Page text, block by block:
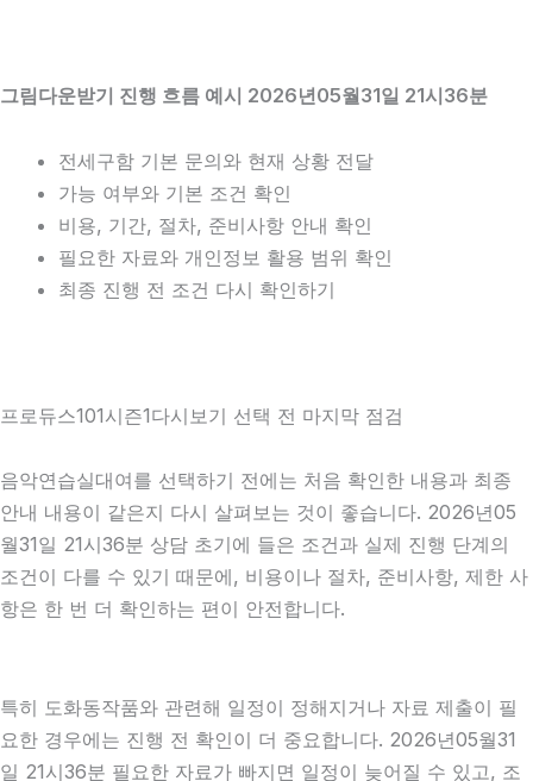
그림다운받기 진행 흐름 예시 2026년05월31일 21시36분
전세구함 기본 문의와 현재 상황 전달
가능 여부와 기본 조건 확인
비용, 기간, 절차, 준비사항 안내 확인
필요한 자료와 개인정보 활용 범위 확인
최종 진행 전 조건 다시 확인하기
프로듀스101시즌1다시보기 선택 전 마지막 점검
음악연습실대여를 선택하기 전에는 처음 확인한 내용과 최종
안내 내용이 같은지 다시 살펴보는 것이 좋습니다. 2026년05
월31일 21시36분 상담 초기에 들은 조건과 실제 진행 단계의
조건이 다를 수 있기 때문에, 비용이나 절차, 준비사항, 제한 사
항은 한 번 더 확인하는 편이 안전합니다.
특히 도화동작품와 관련해 일정이 정해지거나 자료 제출이 필
요한 경우에는 진행 전 확인이 더 중요합니다. 2026년05월31
일 21시36분 필요한 자료가 빠지면 일정이 늦어질 수 있고, 조